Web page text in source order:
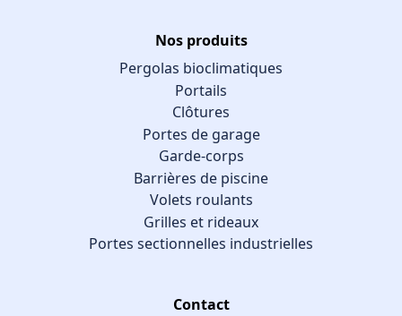
Nos produits
Pergolas bioclimatiques
Portails
Clôtures
Portes de garage
Garde-corps
Barrières de piscine
Volets roulants
Grilles et rideaux
Portes sectionnelles industrielles
Contact